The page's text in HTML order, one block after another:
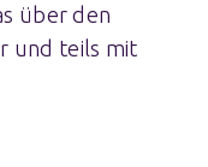
über den
und teils mit